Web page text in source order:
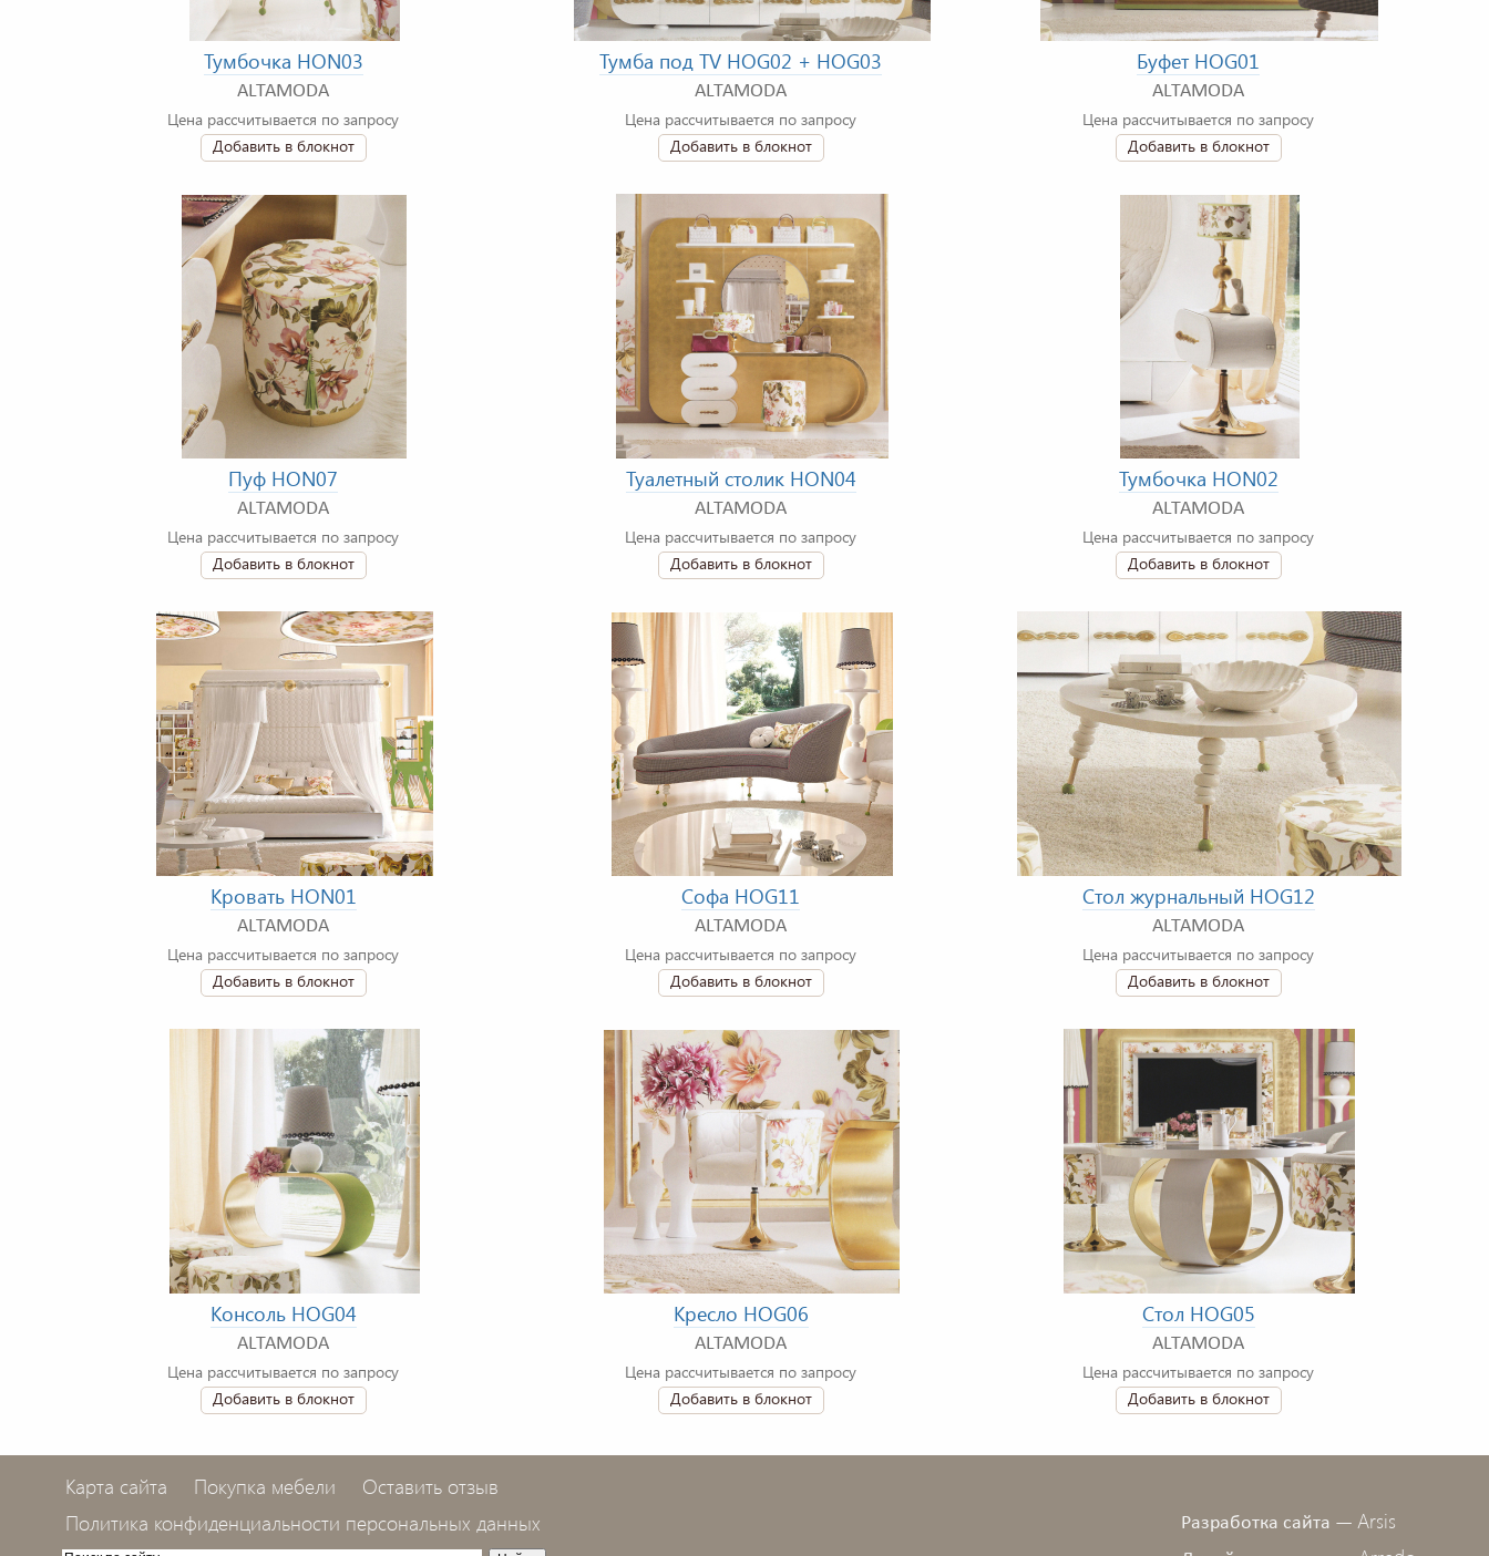
Тумбочка HON03
ALTAMODA
Цена рассчитывается по запросу
Добавить в блокнот
Тумба под TV HOG02 + HOG03
ALTAMODA
Цена рассчитывается по запросу
Добавить в блокнот
Буфет HOG01
ALTAMODA
Цена рассчитывается по запросу
Добавить в блокнот
Пуф HON07
ALTAMODA
Цена рассчитывается по запросу
Добавить в блокнот
Туалетный столик HON04
ALTAMODA
Цена рассчитывается по запросу
Добавить в блокнот
Тумбочка HON02
ALTAMODA
Цена рассчитывается по запросу
Добавить в блокнот
Кровать HON01
ALTAMODA
Цена рассчитывается по запросу
Добавить в блокнот
Софа HOG11
ALTAMODA
Цена рассчитывается по запросу
Добавить в блокнот
Стол журнальный HOG12
ALTAMODA
Цена рассчитывается по запросу
Добавить в блокнот
Консоль HOG04
ALTAMODA
Цена рассчитывается по запросу
Добавить в блокнот
Кресло HOG06
ALTAMODA
Цена рассчитывается по запросу
Добавить в блокнот
Стол HOG05
ALTAMODA
Цена рассчитывается по запросу
Добавить в блокнот
Карта сайта Покупка мебели
Оставить отзыв
Политика конфиденциальности персональных данных
Разработка сайта — Arsis